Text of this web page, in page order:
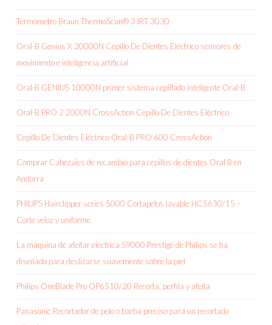
Termómetro Braun ThermoScan® 3 IRT 3030
Oral-B Genius X 20000N Cepillo De Dientes Eléctrico sensores de
movimiento e inteligencia artificial
Oral-B GENIUS 10000N primer sistema cepillado inteligente Oral-B
Oral-B PRO 2 2000N CrossAction Cepillo De Dientes Eléctrico
Cepillo De Dientes Eléctrico Oral-B PRO 600 CrossAction
Comprar Cabezales de recambio para cepillos de dientes Oral B en
Andorra
PHILIPS Hairclipper series 5000 Cortapelos lavable HC5630/15 –
Corte veloz y uniforme
La máquina de afeitar eléctrica S9000 Prestige de Philips se ha
diseñado para deslizarse suavemente sobre la piel
Philips OneBlade Pro QP6510/20 Recorta, perfila y afeita
Panasonic Recortador de pelo o barba preciso para un recortado